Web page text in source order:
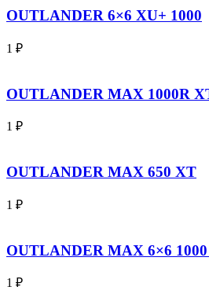
OUTLANDER 6×6 XU+ 1000
1 ₽
OUTLANDER MAX 1000R
1 ₽
OUTLANDER MAX 650 XT
1 ₽
OUTLANDER MAX 6×6
1 ₽